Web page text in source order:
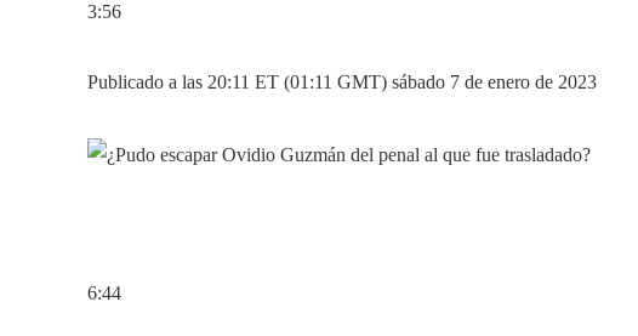
3:56
Publicado a las 20:11 ET (01:11 GMT) sábado 7 de enero de 2023
6:44